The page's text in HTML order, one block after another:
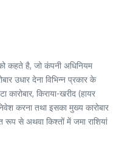
कहते है, जो कंपनी अधिनियम
उधार देना विभिन्न प्रकार के
किराया-खरीद (हायर
करना तथा इसका मुख्य कारोबार
रूप से अथवा किश्तों में जमा राशियां